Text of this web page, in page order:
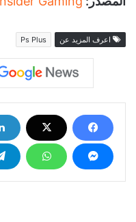
اعرف المزيد عن Ps Plus